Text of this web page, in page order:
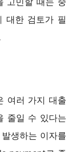
대한 검토가 필
여러 가지 대출
줄일 수 있다는
생하는 이자를